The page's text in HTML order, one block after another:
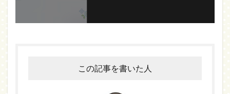
この記事を書いた人